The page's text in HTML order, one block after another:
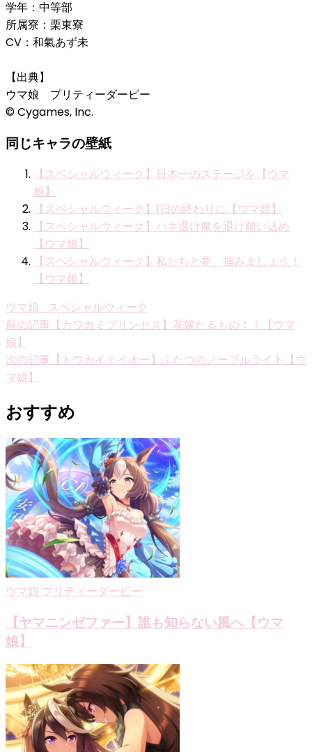
学年：中等部
所属寮：栗東寮
CV：和氣あず未
【出典】
ウマ娘 プリティーダービー
© Cygames, Inc.
同じキャラの壁紙
【スペシャルウィーク】日本一のステージを【ウマ
娘】
【スペシャルウィーク】1日の終わりに【ウマ娘】
【スペシャルウィーク】ハネ退け魔を退け願い込め
【ウマ娘】
【スペシャルウィーク】私たちと夢、掴みましょう！
【ウマ娘】
ウマ娘_スペシャルウィーク
投
稿
ナ
ビ
ゲ
ー
シ
ョ
ン
前の記事 【カワカミプリンセス】花嫁たるもの！！【ウマ
娘】
次の記事 【トウカイテイオー】ふたつのノーブルライト【ウ
マ娘】
おすすめ
ウマ娘 プリティーダービー
【ヤマニンゼファー】誰も知らない風へ【ウマ
娘】